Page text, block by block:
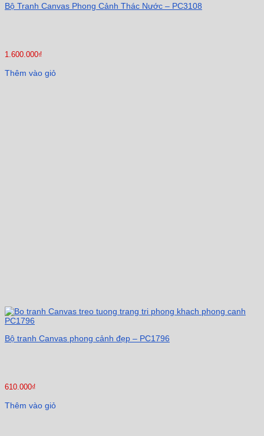
Bộ Tranh Canvas Phong Cảnh Thác Nước – PC3108
1.600.000₫
Thêm vào giỏ
Bộ tranh Canvas phong cảnh đẹp – PC1796
610.000₫
Thêm vào giỏ